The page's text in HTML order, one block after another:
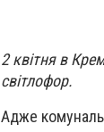
2 квітня в
світлофор.
Адже